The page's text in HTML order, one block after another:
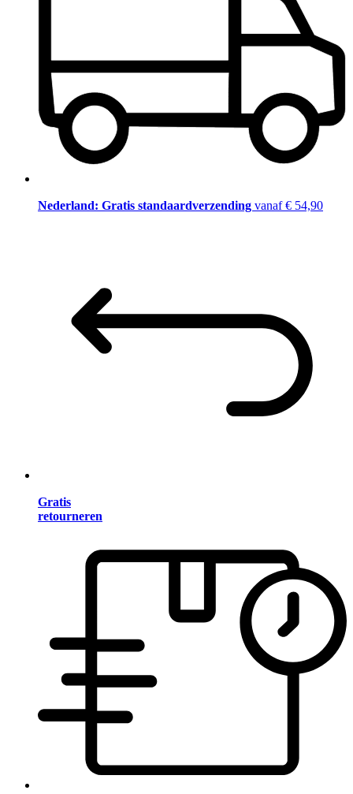
Nederland: Gratis standaardverzending vanaf € 54,90
Gratis
retourneren